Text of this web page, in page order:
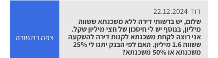
דוד 22.12.2024
שלום, יש ברשותי דירה ללא משכנתא ששווה
מיליון, בנוסף יש לי חיסכון של חצי מיליון שקל.
אני רוצה לקחת משכנתא לקנות דירה להשקעה
ששווה 1.6 מיליון. האם לפי הבנק יתנו לי 25%
משכנתא או 50% משכנתא?
צפה בתשובה